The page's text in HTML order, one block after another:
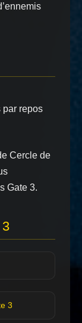
par repos
Cercle de
Gate 3.
3